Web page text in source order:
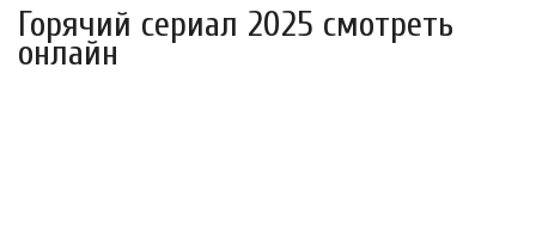
Горячий сериал 2025 смотреть
онлайн